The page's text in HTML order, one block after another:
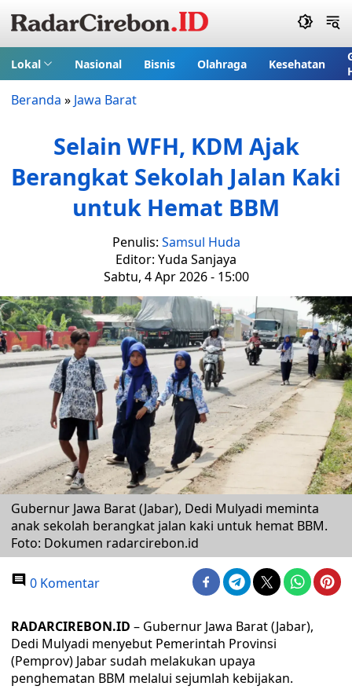
Lokal Nasional Bisnis Olahraga Kesehatan
Beranda » Jawa Barat
Selain WFH, KDM Ajak
Berangkat Sekolah Jalan Kaki
untuk Hemat BBM
Penulis: Samsul Huda
Editor: Yuda Sanjaya
Sabtu, 4 Apr 2026 - 15:00
Gubernur Jawa Barat (Jabar), Dedi Mulyadi meminta
anak sekolah berangkat jalan kaki untuk hemat BBM.
Foto: Dokumen radarcirebon.id
0 Komentar
RADARCIREBON.ID – Gubernur Jawa Barat (Jabar),
Dedi Mulyadi menyebut Pemerintah Provinsi
(Pemprov) Jabar sudah melakukan upaya
penghematan BBM melalui sejumlah kebijakan.